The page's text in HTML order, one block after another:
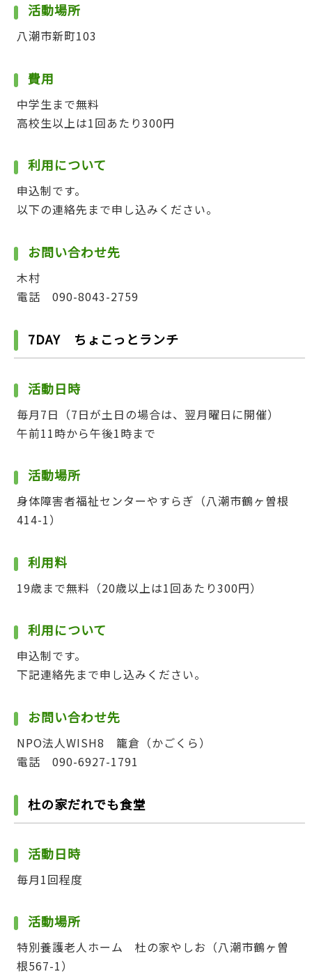
活動場所
八潮市新町103
費用
中学生まで無料
高校生以上は1回あたり300円
利用について
申込制です。
以下の連絡先まで申し込みください。
お問い合わせ先
木村
電話 090-8043-2759
7DAY ちょこっとランチ
活動日時
毎月7日（7日が土日の場合は、翌月曜日に開催）
午前11時から午後1時まで
活動場所
身体障害者福祉センターやすらぎ（八潮市鶴ヶ曽根
414-1）
利用料
19歳まで無料（20歳以上は1回あたり300円）
利用について
申込制です。
下記連絡先まで申し込みください。
お問い合わせ先
NPO法人WISH8 籠倉（かごくら）
電話 090-6927-1791
杜の家だれでも食堂
活動日時
毎月1回程度
活動場所
特別養護老人ホーム 杜の家やしお（八潮市鶴ヶ曽
根567-1）